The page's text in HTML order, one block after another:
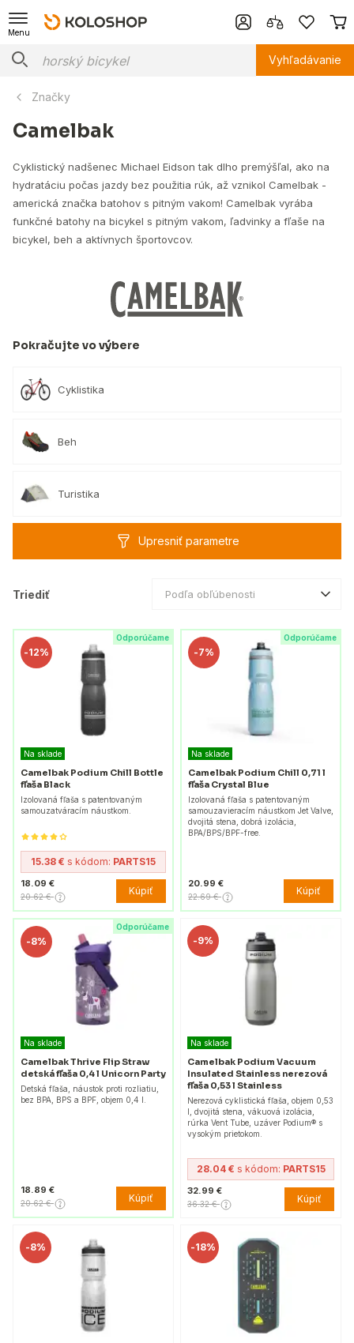
Menu
Vyhľadávanie
Značky
Camelbak
Cyklistický nadšenec Michael Eidson tak dlho premýšľal, ako na
hydratáciu počas jazdy bez použitia rúk, až vznikol Camelbak -
americká značka batohov s pitným vakom! Camelbak vyrába
funkčné batohy na bicykel s pitným vakom, ľadvinky a fľaše na
bicykel, beh a aktívnych športovcov.
Pokračujte vo výbere
Cyklistika
Beh
Turistika
Upresniť parametre
Triediť Podľa obľúbenosti
Odporúčame
-12%
Na sklade
Camelbak Podium Chill Bottle
fľaša Black
Izolovaná fľaša s patentovaným
samouzatváracím náustkom.
15.38 € s kódom: PARTS15
18.09 €
20.62 € Kúpiť
Odporúčame
-7%
Na sklade
Camelbak Podium Chill 0,71 l
fľaša Crystal Blue
Izolovaná fľaša s patentovaným
samouzavieracím náustkom Jet Valve,
dvojitá stena, dobrá izolácia,
BPA/BPS/BPF-free.
20.99 €
22.69 € Kúpiť
Odporúčame
-8%
Na sklade
Camelbak Thrive Flip Straw
detská fľaša 0,4 l Unicorn Party
Detská fľaša, náustok proti rozliatiu,
bez BPA, BPS a BPF, objem 0,4 l.
18.89 €
20.62 € Kúpiť
-9%
Na sklade
Camelbak Podium Vacuum
Insulated Stainless nerezová
fľaša 0,53 l Stainless
Nerezová cyklistická fľaša, objem 0,53
l, dvojitá stena, vákuová izolácia,
rúrka Vent Tube, uzáver Podium® s
vysokým prietokom.
28.04 € s kódom: PARTS15
32.99 €
36.32 € Kúpiť
-8% -18%